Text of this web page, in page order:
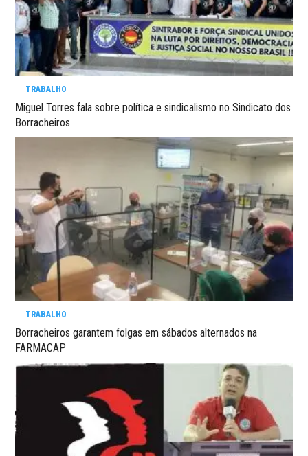
TRABALHO
Miguel Torres fala sobre política e sindicalismo no Sindicato dos
Borracheiros
TRABALHO
Borracheiros garantem folgas em sábados alternados na
FARMACAP